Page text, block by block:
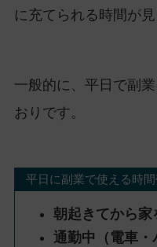
に充てられる時間が見
一般的に、平日で副
おりです。
平日に副業で使える時間
朝起きてから家
通勤中（電車・